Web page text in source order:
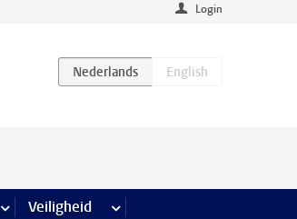
Login
meer Communicatie & Marketing pagina’s
Veiligheid meer Veiligheid pagina’s